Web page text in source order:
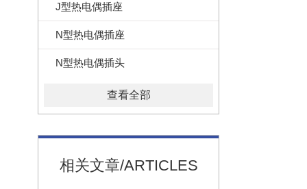
J型热电偶插座
N型热电偶插座
N型热电偶插头
查看全部
相关文章/ARTICLES